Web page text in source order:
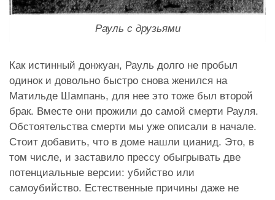
Рауль с друзьями
Как истинный донжуан, Рауль долго не пробыл
одинок и довольно быстро снова женился на
Матильде Шампань, для нее это тоже был второй
брак. Вместе они прожили до самой смерти Рауля.
Обстоятельства смерти мы уже описали в начале.
Стоит добавить, что в доме нашли цианид. Это, в
том числе, и заставило прессу обыгрывать две
потенциальные версии: убийство или
самоубийство. Естественные причины даже не